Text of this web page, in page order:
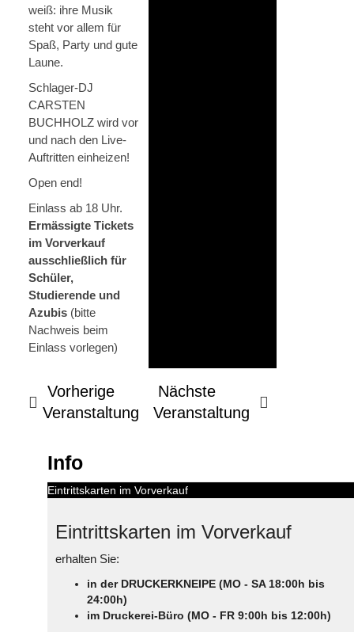
weiß: ihre Musik
steht vor allem für
Spaß, Party und gute
Laune.
Schlager-DJ
CARSTEN
BUCHHOLZ wird vor
und nach den Live-
Auftritten einheizen!
Open end!
Einlass ab 18 Uhr.
Ermässigte Tickets
im Vorverkauf
ausschließlich für
Schüler,
Studierende und
Azubis (bitte
Nachweis beim
Einlass vorlegen)
Vorherige
Veranstaltung
Nächste
Veranstaltung
Info
Eintrittskarten im Vorverkauf
Eintrittskarten im Vorverkauf
erhalten Sie:
in der DRUCKERKNEIPE (MO - SA 18:00h bis
24:00h)
im Druckerei-Büro (MO - FR 9:00h bis 12:00h)